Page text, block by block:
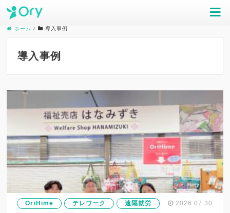
ホーム / 導入事例
導入事例
OriHime テレワーク 遠隔就労 2026.07.30